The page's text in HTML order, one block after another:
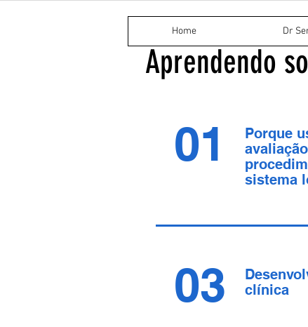
Home Dr
Aprendendo
01
Porque
sistema
03
clínica